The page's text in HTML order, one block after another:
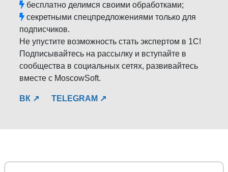
бесплатно делимся своими обработками;
секретными спецпредложениями только для
подписчиков.
Не упустите возможность стать экспертом в 1С!
Подписывайтесь на рассылку и вступайте в
сообщества в социальных сетях, развивайтесь
вместе с MoscowSoft.
ВК ↗ TELEGRAM ↗